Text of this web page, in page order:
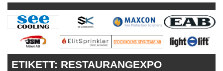
PRENUMERERA
VÅRA ANDRA MAGASIN
ANNONSERA
ETIKETT: RESTAURANGEXPO